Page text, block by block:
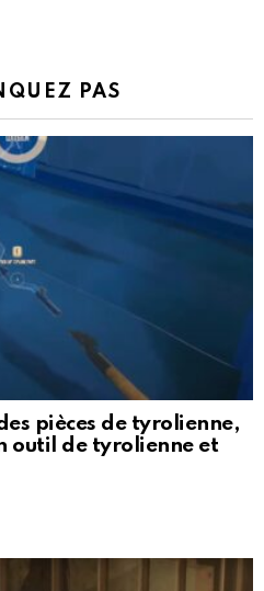
PAS
pièces de tyrolienne,
outil de tyrolienne et